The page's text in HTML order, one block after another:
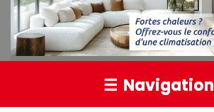
Navigation